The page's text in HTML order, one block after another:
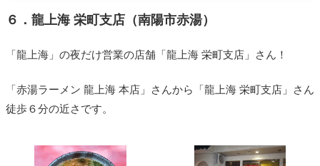
６．龍上海 栄町支店（南陽市赤湯）
「龍上海」の夜だけ営業の店舗「龍上海 栄町支店」さん！
「赤湯ラーメン 龍上海 本店」さんから「龍上海 栄町支店」さん
徒歩６分の近さです。